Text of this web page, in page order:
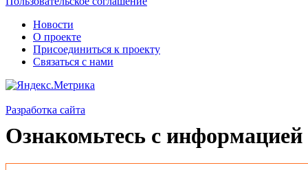
Новости
О проекте
Присоединиться к проекту
Связаться с нами
Разработка сайта
Ознакомьтесь с информацией